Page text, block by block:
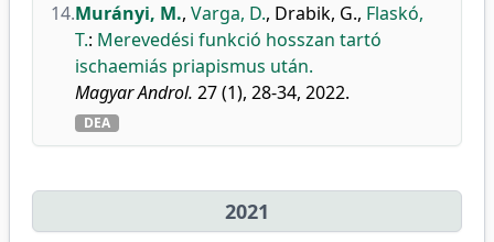
14.Murányi, M., Varga, D., Drabik, G., Flaskó,
T.: Merevedési funkció hosszan tartó
ischaemiás priapismus után.
Magyar Androl. 27 (1), 28-34, 2022.
DEA
2021